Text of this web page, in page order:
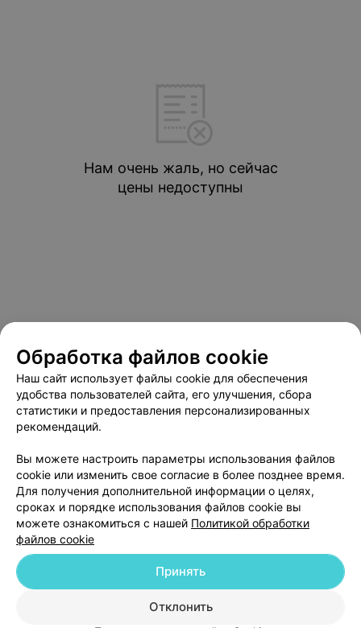
Нам очень жаль, но сейчас
цены недоступны
О проекте
Пользовательское соглашение
Способы оплаты
Вакансии
Партнеры
Написать руководителю 103.by
Обработка файлов cookie
Наш сайт использует файлы cookie для обеспечения
удобства пользователей сайта, его улучшения, сбора
статистики и предоставления персонализированных
рекомендаций.
Вы можете настроить параметры использования файлов
cookie или изменить свое согласие в более позднее время.
Для получения дополнительной информации о целях,
сроках и порядке использования файлов cookie вы
можете ознакомиться с нашей Политикой обработки
файлов cookie
Отклонить
Принять